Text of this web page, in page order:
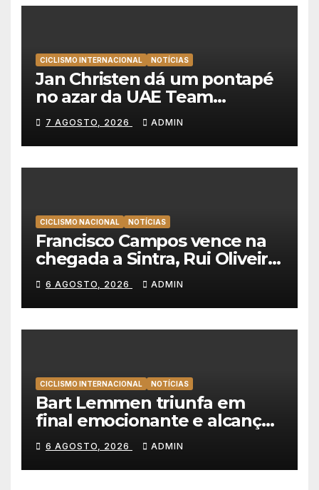
CICLISMO INTERNACIONAL NOTÍCIAS
Jan Christen dá um pontapé
no azar da UAE Team
Emirates e vence na Volta a
Polónia
7 AGOSTO, 2026 ADMIN
CICLISMO NACIONAL NOTÍCIAS
Francisco Campos vence na
chegada a Sintra, Rui Oliveira
veste de amarelo na Volta a
Portugal
6 AGOSTO, 2026 ADMIN
CICLISMO INTERNACIONAL NOTÍCIAS
Bart Lemmen triunfa em
final emocionante e alcança
a primeira vitória da carreira
na Volta à Polónia
6 AGOSTO, 2026 ADMIN